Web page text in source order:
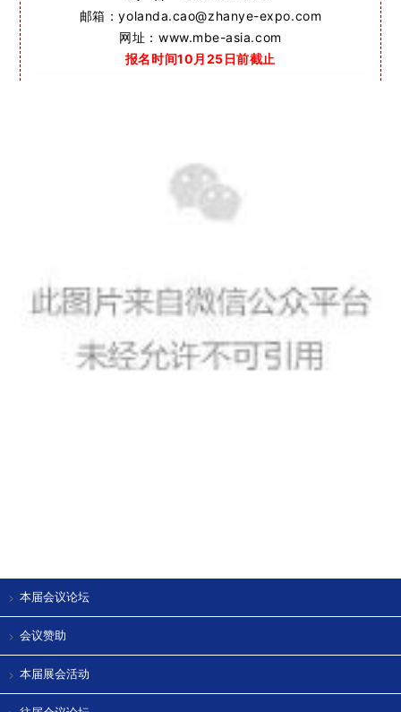
邮箱：yolanda.cao@zhanye-expo.com
网址：www.mbe-asia.com
报名时间10月25日前截止
本届会议论坛
会议赞助
本届展会活动